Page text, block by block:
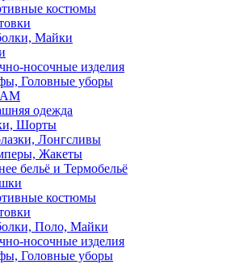
костюмы
Майки
носочные изделия
Головные уборы
одежда
Шорты
Лонгсливы
Жакеты
бельё и Термобельё
костюмы
Поло, Майки
носочные изделия
Головные уборы